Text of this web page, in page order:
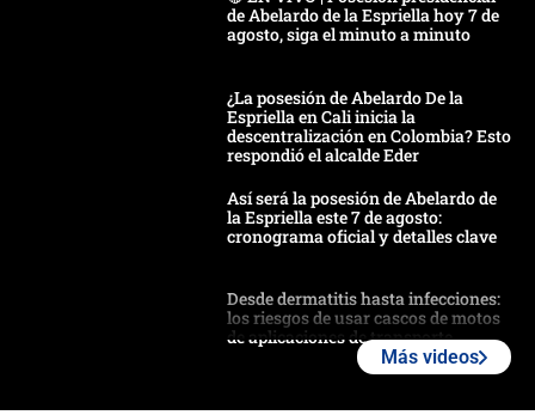
de Abelardo de la Espriella hoy 7 de
agosto, siga el minuto a minuto
¿La posesión de Abelardo De la
Espriella en Cali inicia la
descentralización en Colombia? Esto
respondió el alcalde Eder
Así será la posesión de Abelardo de
la Espriella este 7 de agosto:
cronograma oficial y detalles clave
Desde dermatitis hasta infecciones:
los riesgos de usar cascos de motos
de aplicaciones de transporte
Más videos